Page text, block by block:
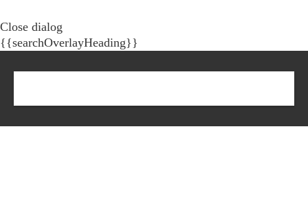
Close dialog
{{searchOverlayHeading}}